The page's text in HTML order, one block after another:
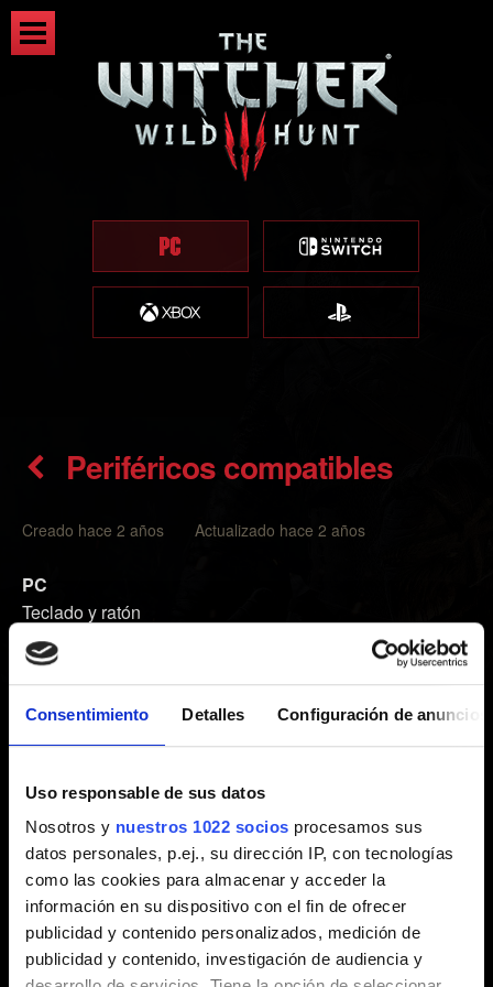
Consentimiento Detalles Configuración de anuncios
Uso responsable de sus datos
Nosotros y nuestros 1022 socios procesamos sus
datos personales, p.ej., su dirección IP, con tecnologías
como las cookies para almacenar y acceder la
información en su dispositivo con el fin de ofrecer
publicidad y contenido personalizados, medición de
publicidad y contenido, investigación de audiencia y
Periféricos compatibles
Creado hace 2 años Actualizado hace 2 años
PC
Teclado y ratón
Mando de Xbox One (compatibilidad parcial)
Mando de Xbox Series X|S (compatibilidad parcial)
Xbox One
Mando de Xbox One
Xbox Series X|S
Mando de Xbox One
Mando de Xbox Series X|S
PlayStation 4
Mando DualShock 4